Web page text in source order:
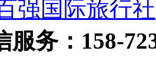
强国际旅行社
服务：158-